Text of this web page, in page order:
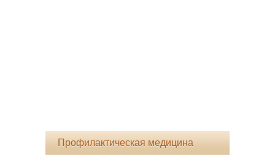
Профилактическая медицина